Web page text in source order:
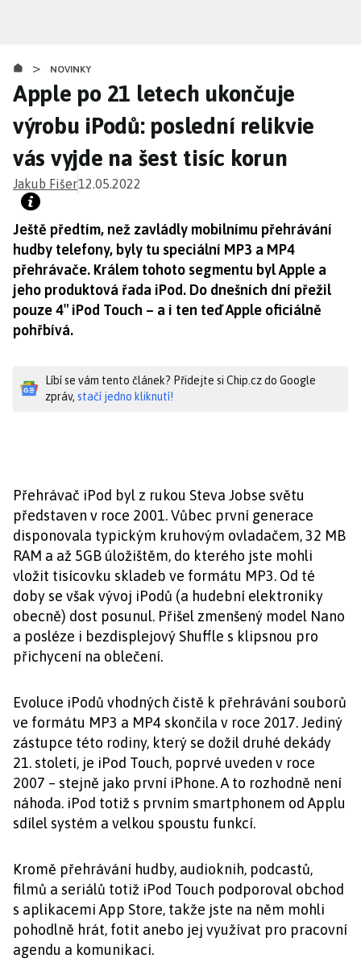
obsahu
> NOVINKY
Apple po 21 letech ukončuje
výrobu iPodů: poslední relikvie
vás vyjde na šest tisíc korun
Jakub Fišer12.05.2022
Ještě předtím, než zavládly mobilnímu přehrávání
hudby telefony, byly tu speciální MP3 a MP4
přehrávače. Králem tohoto segmentu byl Apple a
jeho produktová řada iPod. Do dnešních dní přežil
pouze 4″ iPod Touch – a i ten teď Apple oficiálně
pohřbívá.
Líbí se vám tento článek? Přidejte si Chip.cz do Google
zpráv, stačí jedno kliknutí!
Přehrávač iPod byl z rukou Steva Jobse světu
představen v roce 2001. Vůbec první generace
disponovala typickým kruhovým ovladačem, 32 MB
RAM a až 5GB úložištěm, do kterého jste mohli
vložit tisícovku skladeb ve formátu MP3. Od té
doby se však vývoj iPodů (a hudební elektroniky
obecně) dost posunul. Přišel zmenšený model Nano
a posléze i bezdisplejový Shuffle s klipsnou pro
přichycení na oblečení.
Evoluce iPodů vhodných čistě k přehrávání souborů
ve formátu MP3 a MP4 skončila v roce 2017. Jediný
zástupce této rodiny, který se dožil druhé dekády
21. století, je iPod Touch, poprvé uveden v roce
2007 – stejně jako první iPhone. A to rozhodně není
náhoda. iPod totiž s prvním smartphonem od Applu
sdílel systém a velkou spoustu funkcí.
Kromě přehrávání hudby, audioknih, podcastů,
filmů a seriálů totiž iPod Touch podporoval obchod
s aplikacemi App Store, takže jste na něm mohli
pohodlně hrát, fotit anebo jej využívat pro pracovní
agendu a komunikaci.